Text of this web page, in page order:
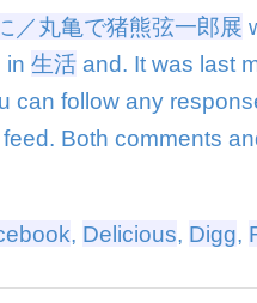
亀
で
熊
弦
は
／丸亀で猪熊弦一郎展
in 生活 and. It was last
can follow any
feed. Both comments
, Delicious, Digg,